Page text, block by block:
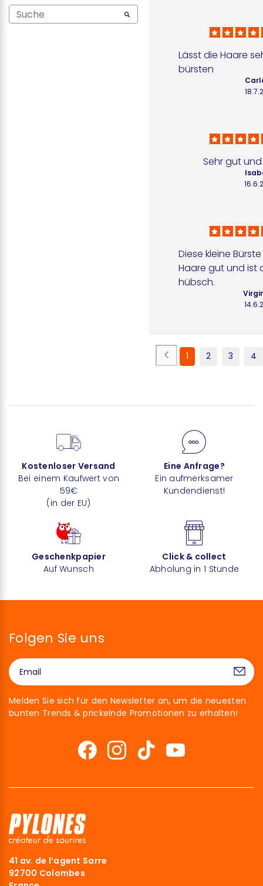
Lässt die Haare
bürsten
Sehr gut
Diese kleine
Haare gut und ist
hübsch.
1 2 3 4
Kostenloser Versand
Bei einem Kaufwert von
59€
(in der EU)
Eine Anfrage?
Ein aufmerksamer
Kundendienst!
Geschenkpapier
Auf Wunsch
Click & collect
Abholung in 1 Stunde
Folgen Sie uns
Melden Sie sich für den Newsletter an, um die neuesten
bunten Trends & prickelnde Promotionen zu erhalten!
41 av. de l’agent Sarre
92700 Colombes